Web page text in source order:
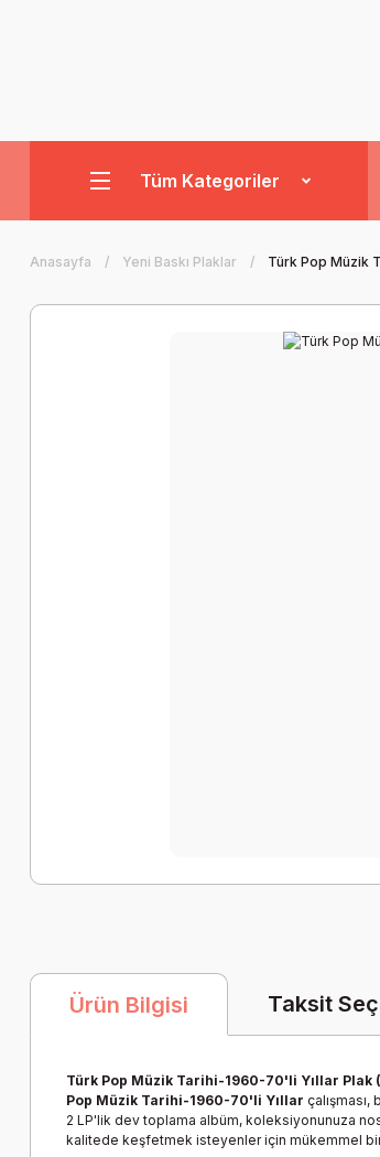
Tüm Kategoriler
Anasayfa Yeni Baskı Plaklar Türk Pop Müzik
Ürün Bilgisi Taksit
Türk Pop Müzik Tarihi-1960-70'li Yıllar Plak
Pop Müzik Tarihi-1960-70'li Yıllar çalışması,
2 LP'lik dev toplama albüm, koleksiyonunuza
kalitede keşfetmek isteyenler için mükemmel